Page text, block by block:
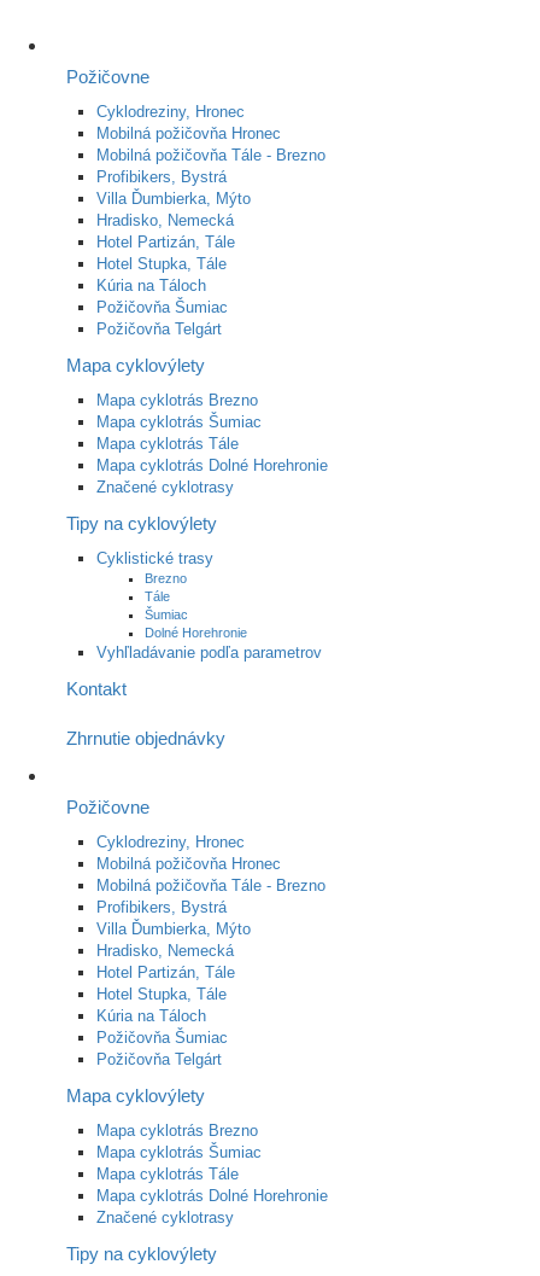
Požičovne
Cyklodreziny, Hronec
Mobilná požičovňa Hronec
Mobilná požičovňa Tále - Brezno
Profibikers, Bystrá
Villa Ďumbierka, Mýto
Hradisko, Nemecká
Hotel Partizán, Tále
Hotel Stupka, Tále
Kúria na Táloch
Požičovňa Šumiac
Požičovňa Telgárt
Mapa cyklovýlety
Mapa cyklotrás Brezno
Mapa cyklotrás Šumiac
Mapa cyklotrás Tále
Mapa cyklotrás Dolné Horehronie
Značené cyklotrasy
Tipy na cyklovýlety
Cyklistické trasy
Brezno
Tále
Šumiac
Dolné Horehronie
Vyhľladávanie podľa parametrov
Kontakt
Zhrnutie objednávky
Požičovne
Cyklodreziny, Hronec
Mobilná požičovňa Hronec
Mobilná požičovňa Tále - Brezno
Profibikers, Bystrá
Villa Ďumbierka, Mýto
Hradisko, Nemecká
Hotel Partizán, Tále
Hotel Stupka, Tále
Kúria na Táloch
Požičovňa Šumiac
Požičovňa Telgárt
Mapa cyklovýlety
Mapa cyklotrás Brezno
Mapa cyklotrás Šumiac
Mapa cyklotrás Tále
Mapa cyklotrás Dolné Horehronie
Značené cyklotrasy
Tipy na cyklovýlety